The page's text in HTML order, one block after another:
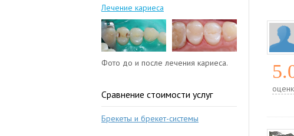
Лечение кариеса
Фото до и после лечения кариеса.
Сравнение стоимости услуг
Брекеты и брекет-системы